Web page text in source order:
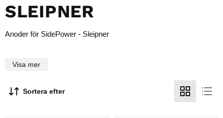
SLEIPNER
Anoder för SidePower - Sleipner
Visa mer
Sortera efter